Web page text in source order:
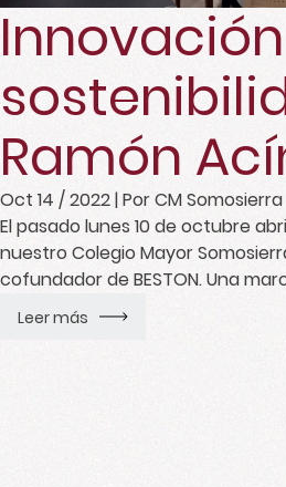
Ramón
Oct 14 / 2022| Por CM Somosierra
El pasado lunes 10 de octubre
nuestro Colegio Mayor
cofundador de BESTON. Una
ha dado un paso más en el
Leer más